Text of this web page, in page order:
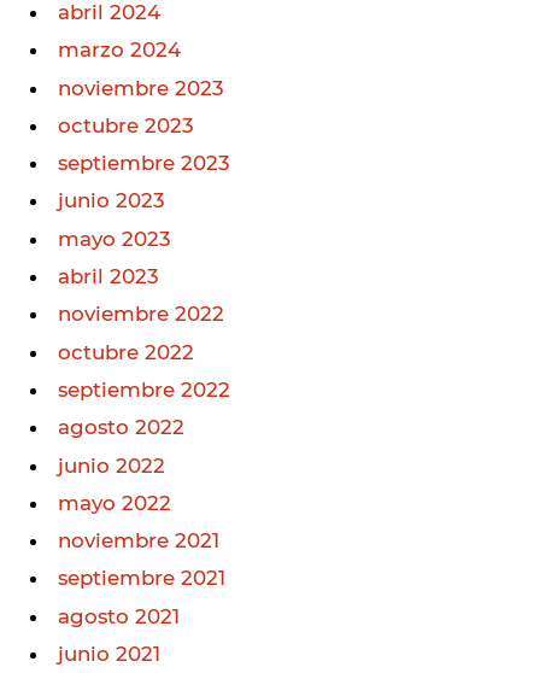
abril 2024
marzo 2024
noviembre 2023
octubre 2023
septiembre 2023
junio 2023
mayo 2023
abril 2023
noviembre 2022
octubre 2022
septiembre 2022
agosto 2022
junio 2022
mayo 2022
noviembre 2021
septiembre 2021
agosto 2021
junio 2021